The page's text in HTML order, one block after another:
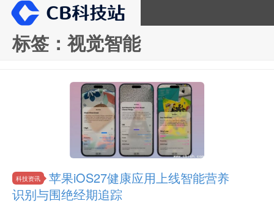
标签：视觉智能
科技资讯
苹果iOS27健康应用上线智能营养
识别与围绝经期追踪